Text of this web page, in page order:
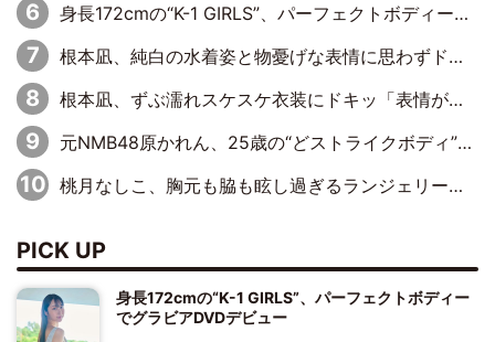
身長172cmの“K-1 GIRLS”、パーフェクトボディーでグラビアDVDデビュー
根本凪、純白の水着姿と物憂げな表情に思わずドキドキ…「ステキなお写真」「透明感がスゴい」
根本凪、ずぶ濡れスケスケ衣装にドキッ「表情が良過ぎる」「ねもちゃんの眼差しにドキドキが止まらない」
元NMB48原かれん、25歳の“どストライクボディ”をバリで解禁 169cmモデル体形で挑む初の本格グラビア
桃月なしこ、胸元も脇も眩し過ぎるランジェリー＆ビキニ姿を披露「なしこたそ最強」「セクシーでゴージャスで大きなボリューム」
PICK UP
身長172cmの“K-1 GIRLS”、パーフェクトボディー
でグラビアDVDデビュー